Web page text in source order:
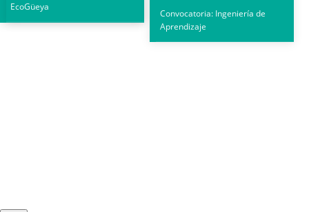
EcoGüeya
Convocatoria: Ingeniería de
Aprendizaje